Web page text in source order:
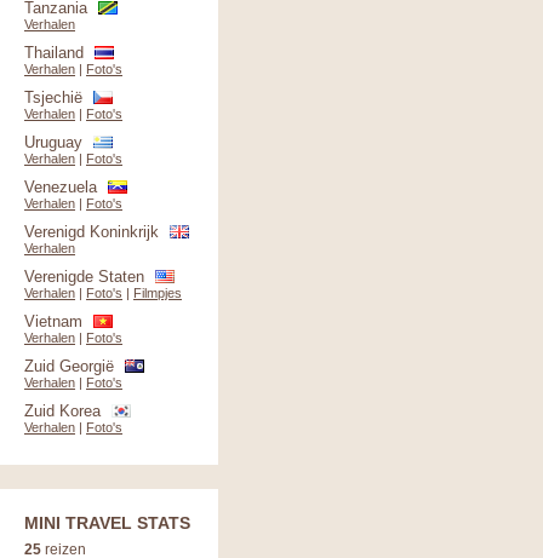
Tanzania
Verhalen
Thailand
Verhalen | Foto's
Tsjechië
Verhalen | Foto's
Uruguay
Verhalen | Foto's
Venezuela
Verhalen | Foto's
Verenigd Koninkrijk
Verhalen
Verenigde Staten
Verhalen | Foto's | Filmpjes
Vietnam
Verhalen | Foto's
Zuid Georgië
Verhalen | Foto's
Zuid Korea
Verhalen | Foto's
MINI TRAVEL STATS
25 reizen